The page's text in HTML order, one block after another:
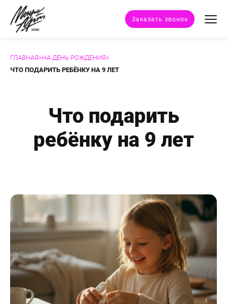
Заказать звонок
Техники портрета
Дополнительные услуги
Наши работы
Сертификат
Статьи
ГЛАВНАЯ>НА ДЕНЬ РОЖДЕНИЯ>
ЧТО ПОДАРИТЬ РЕБЁНКУ НА 9 ЛЕТ
Что подарить
ребёнку на 9 лет